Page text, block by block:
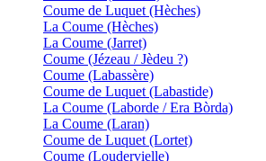
Coume de Luquet (Hèches)
La Coume (Hèches)
La Coume (Jarret)
Coume (Jézeau / Jèdeu ?)
Coume (Labassère)
Coume de Luquet (Labastide)
La Coume (Laborde / Era Bòrda)
La Coume (Laran)
Coume de Luquet (Lortet)
Coume (Loudervielle)